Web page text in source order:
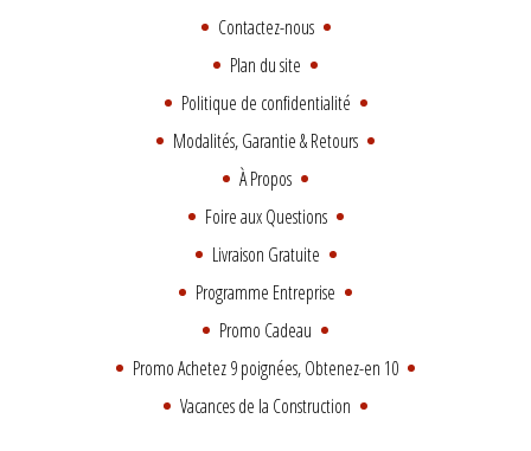
Contactez-nous
Plan du site
Politique de confidentialité
Modalités, Garantie & Retours
À Propos
Foire aux Questions
Livraison Gratuite
Programme Entreprise
Promo Cadeau
Promo Achetez 9 poignées, Obtenez-en 10
Vacances de la Construction